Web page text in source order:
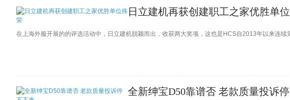
日立建机再获创建职工之家优胜单
在上海外服开展的的评选活动中，日立建机脱颖而出，收获两大奖项，这也是HCS自2013年以来连续
全新绅宝D50靠谱否 老款质量投诉